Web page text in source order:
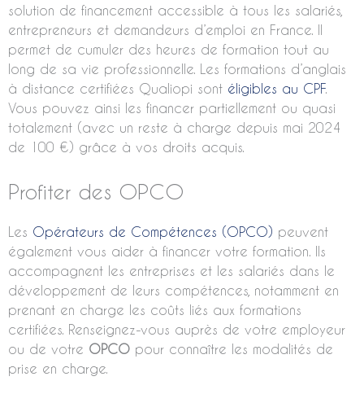
solution de financement accessible à tous les salariés,
entrepreneurs et demandeurs d’emploi en France. Il
permet de cumuler des heures de formation tout au
long de sa vie professionnelle. Les formations d’anglais
à distance certifiées Qualiopi sont éligibles au CPF.
Vous pouvez ainsi les financer partiellement ou quasi
totalement (avec un reste à charge depuis mai 2024
de 100 €) grâce à vos droits acquis.
Profiter des OPCO
Les Opérateurs de Compétences (OPCO) peuvent
également vous aider à financer votre formation. Ils
accompagnent les entreprises et les salariés dans le
développement de leurs compétences, notamment en
prenant en charge les coûts liés aux formations
certifiées. Renseignez-vous auprès de votre employeur
ou de votre OPCO pour connaître les modalités de
prise en charge.